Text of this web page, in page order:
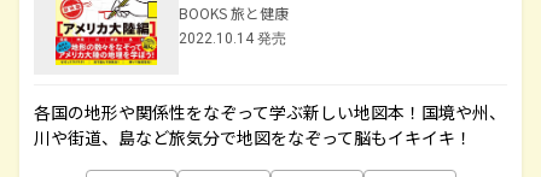
BOOKS 旅と健康
2022.10.14 発売
各国の地形や関係性をなぞって学ぶ新しい地図本！国境や州、
川や街道、島など旅気分で地図をなぞって脳もイキイキ！